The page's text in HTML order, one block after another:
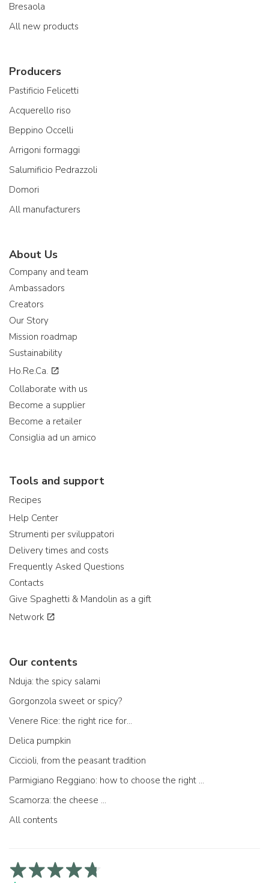
Bresaola
All new products
Producers
Pastificio Felicetti
Acquerello riso
Beppino Occelli
Arrigoni formaggi
Salumificio Pedrazzoli
Domori
All manufacturers
About Us
Company and team
Ambassadors
Creators
Our Story
Mission roadmap
Sustainability
Ho.Re.Ca.
Collaborate with us
Become a supplier
Become a retailer
Consiglia ad un amico
Tools and support
Recipes
Help Center
Strumenti per sviluppatori
Delivery times and costs
Frequently Asked Questions
Contacts
Give Spaghetti & Mandolin as a gift
Network
Our contents
Nduja: the spicy salami
Gorgonzola sweet or spicy?
Venere Rice: the right rice for...
Delica pumpkin
Ciccioli, from the peasant tradition
Parmigiano Reggiano: how to choose the right one
Scamorza: the cheese ...
All contents